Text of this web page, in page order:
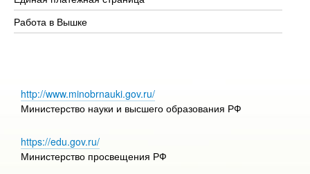
Работа в Вышке
http://www.minobrnauki.gov.ru/
Министерство науки и высшего образования РФ
https://edu.gov.ru/
Министерство просвещения РФ